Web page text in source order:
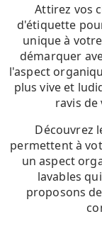
Attirez vos
d'étiquette
unique à
démarquer
l'aspect
plus vive et
ravis
Découvrez
permettent à
un aspect
lavables
proposons